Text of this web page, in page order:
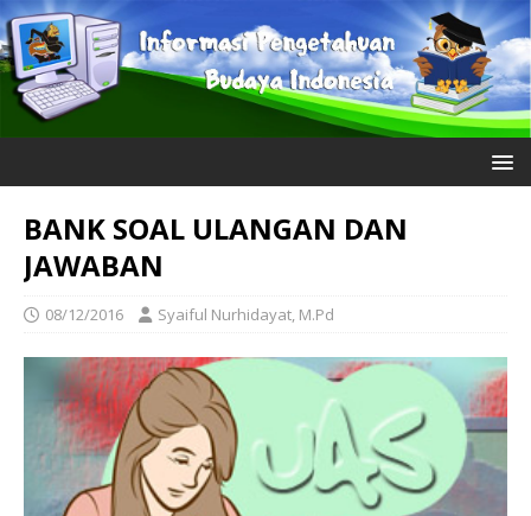
BANK SOAL ULANGAN DAN
JAWABAN
08/12/2016 Syaiful Nurhidayat, M.Pd